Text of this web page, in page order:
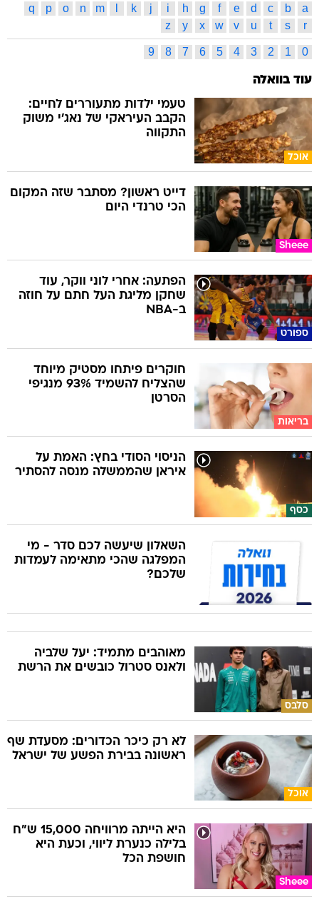
a
b
c
d
e
f
g
h
i
j
k
m
n
o
p
q
r
s
t
u
v
w
x
y
z
0
1
2
3
4
5
6
7
8
9
עוד בוואלה
אוכל
טעמי ילדות מתעוררים לחיים:
הקבב העיראקי של נאג׳י משוק
התקווה
Sheee
דייט ראשון? מסתבר שזה המקום
הכי טרנדי היום
ספורט
הפתעה: אחרי לוני ווקר, עוד
שחקן מליגת העל חתם על חוזה
ב-NBA
בריאות
חוקרים פיתחו מסטיק מיוחד
שהצליח להשמיד 93% מנגיפי
הסרטן
כסף
הניסוי הסודי בחץ: האמת על
איראן שהממשלה מנסה להסתיר
השאלון שיעשה לכם סדר - מי
המפלגה שהכי מתאימה לעמדות
שלכם?
סלבס
מאוהבים מתמיד: יעל שלביה
ולאנס סטרול כובשים את הרשת
אוכל
לא רק כיכר הכדורים: מסעדת שף
ראשונה בבירת הפשע של ישראל
Sheee
היא הייתה מרוויחה 15,000 ש"ח
בלילה כנערת ליווי, וכעת היא
חושפת הכל